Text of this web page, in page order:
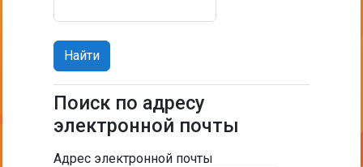
Поиск по адресу электронной почты
Поиск по адресу
электронной почты
Адрес электронной почты